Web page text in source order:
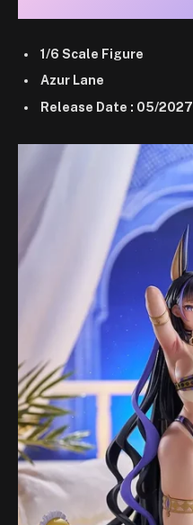
1/6 Scale Figure
Azur Lane
Release Date : 05/2027